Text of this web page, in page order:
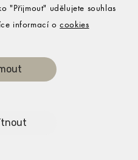
"Přijmout" udělujete souhlas
informací ocookies
Zásady ochrany osobních údajů